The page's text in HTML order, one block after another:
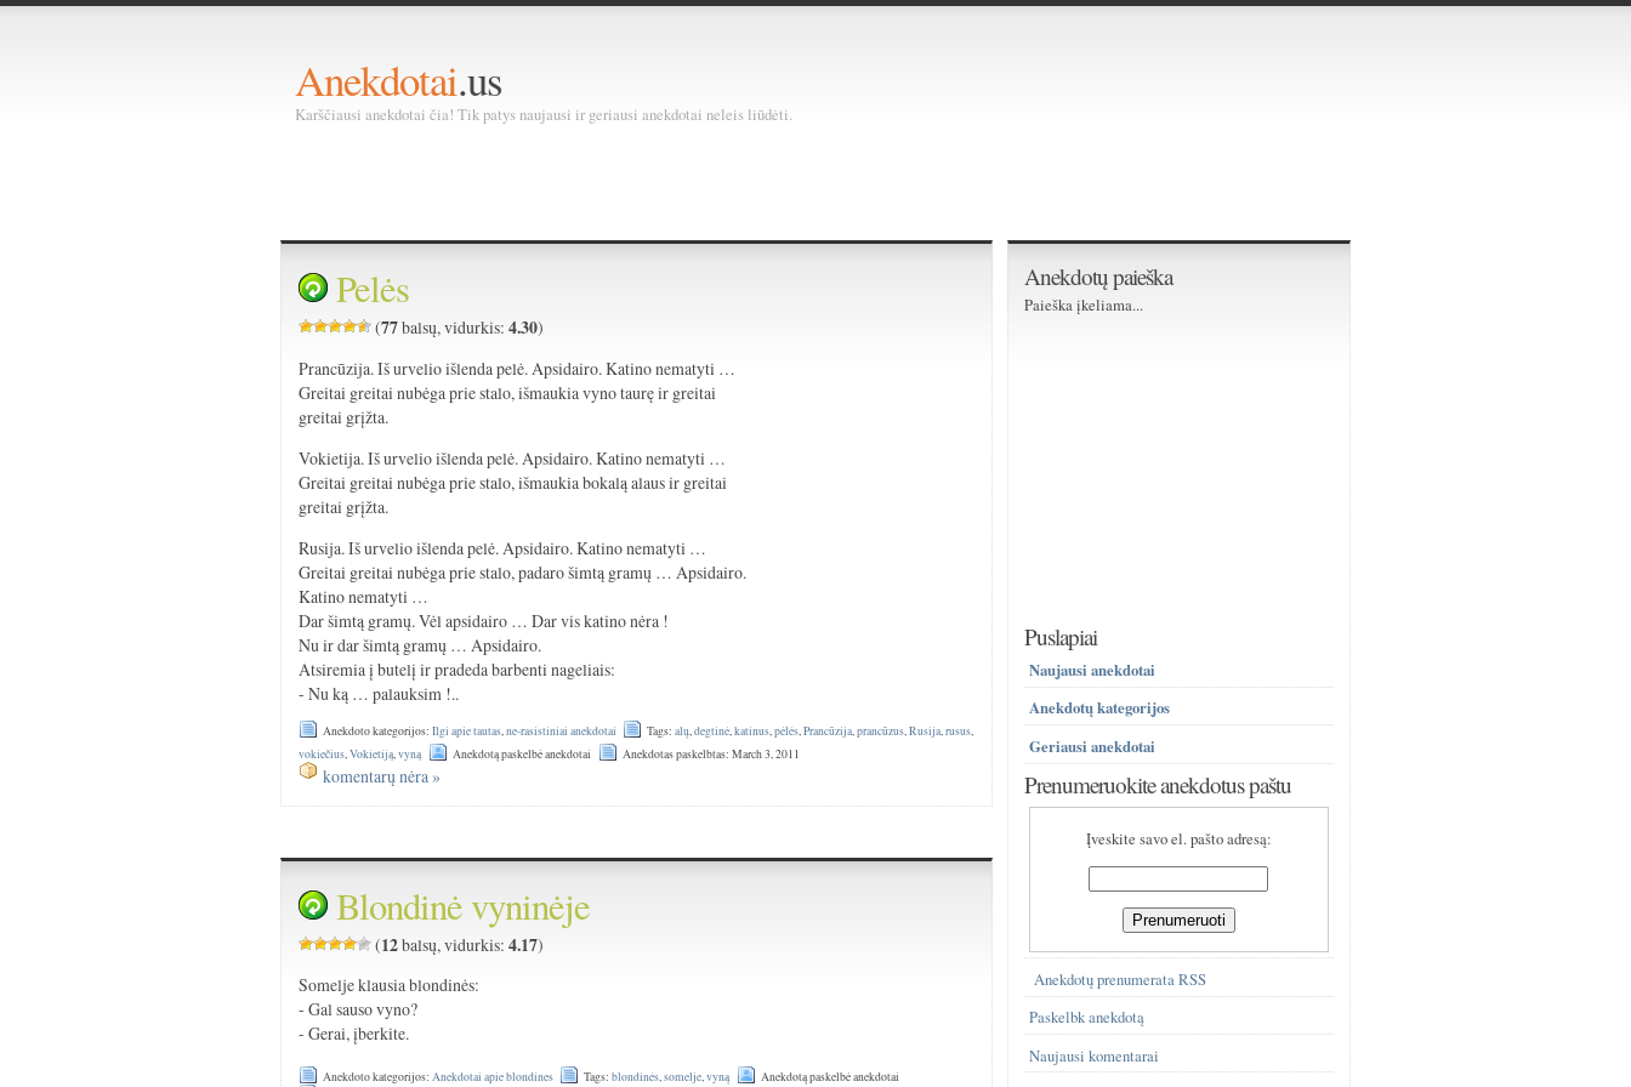
Anekdotai.us
Karščiausi anekdotai čia! Tik patys naujausi ir geriausi anekdotai neleis liūdėti.
Pelės
(77balsų, vidurkis:4.30)
Prancūzija. Iš urvelio išlenda pelė. Apsidairo. Katino nematyti …
Greitai greitai nubėga prie stalo, išmaukia vyno taurę ir greitai
greitai grįžta.
Vokietija. Iš urvelio išlenda pelė. Apsidairo. Katino nematyti …
Greitai greitai nubėga prie stalo, išmaukia bokalą alaus ir greitai
greitai grįžta.
Rusija. Iš urvelio išlenda pelė. Apsidairo. Katino nematyti …
Greitai greitai nubėga prie stalo, padaro šimtą gramų … Apsidairo.
Katino nematyti …
Dar šimtą gramų. Vėl apsidairo … Dar vis katino nėra !
Nu ir dar šimtą gramų … Apsidairo.
Atsiremia į butelį ir pradeda barbenti nageliais:
- Nu ką … palauksim !..
Anekdoto kategorijos:Ilgi apie tautas,ne-rasistiniai anekdotai Tags:alų,degtinė,katinus,pėlės,Prancūzija,prancūzus,Rusija,rusus,
vokiečius,Vokietiją,vyną Anekdotą paskelbė anekdotai Anekdotas paskelbtas: March 3, 2011
komentarų nėra »
Blondinė vyninėje
(12balsų, vidurkis:4.17)
Somelje klausia blondinės:
- Gal sauso vyno?
- Gerai, įberkite.
Anekdoto kategorijos:Anekdotai apie blondines Tags:blondinės,somelje,vyną
Anekdotą paskelbė anekdotai
Anekdotų paieška
Paieška įkeliama...
Puslapiai
Naujausi anekdotai
Anekdotų kategorijos
Geriausi anekdotai
Prenumeruokite anekdotus paštu
Įveskite savo el. pašto adresą:
Anekdotų prenumerata RSS
Paskelbk anekdotą
Naujausi komentarai